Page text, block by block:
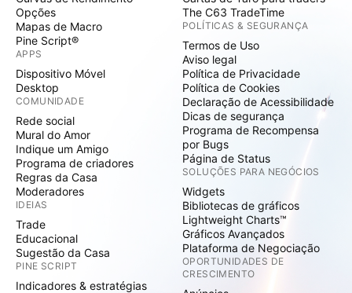
Opções
Mapas de Macro
Pine Script®
APPS
Dispositivo Móvel
Desktop
COMUNIDADE
Rede social
Mural do Amor
Indique um Amigo
Programa de criadores
Regras da Casa
Moderadores
IDEIAS
Trade
Educacional
Sugestão da Casa
PINE SCRIPT
Indicadores & estratégias
The C63 TradeTime
POLÍTICAS & SEGURANÇA
Termos de Uso
Aviso legal
Política de Privacidade
Política de Cookies
Declaração de Acessibilidade
Dicas de segurança
Programa de Recompensa
por Bugs
Página de Status
SOLUÇÕES PARA NEGÓCIOS
Widgets
Bibliotecas de gráficos
Lightweight Charts™
Gráficos Avançados
Plataforma de Negociação
OPORTUNIDADES DE
CRESCIMENTO